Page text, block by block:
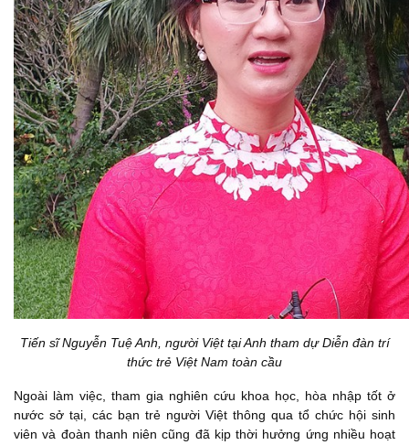
Tiến sĩ Nguyễn Tuệ Anh, người Việt tại Anh tham dự Diễn đàn trí
thức trẻ Việt Nam toàn cầu
Ngoài làm việc, tham gia nghiên cứu khoa học, hòa nhập tốt ở
nước sở tại, các bạn trẻ người Việt thông qua tổ chức hội sinh
viên và đoàn thanh niên cũng đã kịp thời hưởng ứng nhiều hoạt